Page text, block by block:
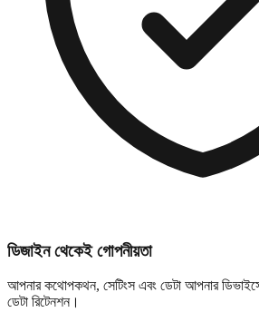
ডিজাইন থেকেই গোপনীয়তা
আপনার কথোপকথন, সেটিংস এবং ডেটা আপনার
ডেটা রিটেনশন।